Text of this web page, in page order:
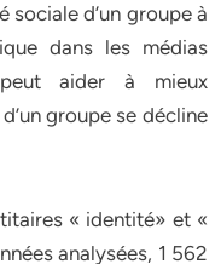
sociale d’un groupe à
dans les médias
aider à mieux
groupe se décline
« identité» et «
analysées, 1 562